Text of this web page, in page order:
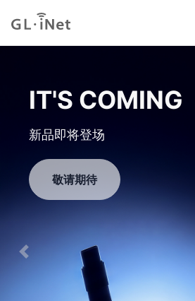
GL-MT5000
高性能有线路由器
立即购买
Previous